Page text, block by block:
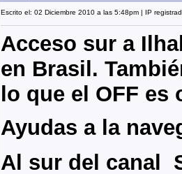
Escrito el: 02 Diciembre 2010 a las 5:48pm | IP
Acceso sur a
en Brasil.
lo que el OFF
Ayudas a la
Al sur del canal